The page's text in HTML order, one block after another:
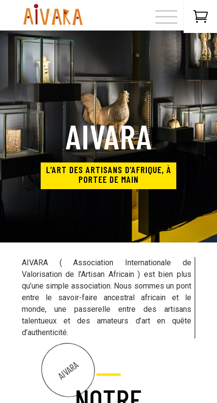

AIVARA
L’ART DES ARTISANS D’AFRIQUE, À
PORTEE DE MAIN
AIVARA( Association Internationale de
Valorisation de l’Artisan Africain ) est bien plus
qu’une simple association. Nous sommes un pont
entre le savoir-faire ancestral africain et le
monde, une passerelle entre des artisans
talentueux et des amateurs d’art en quête
d’authenticité.
AIVARA